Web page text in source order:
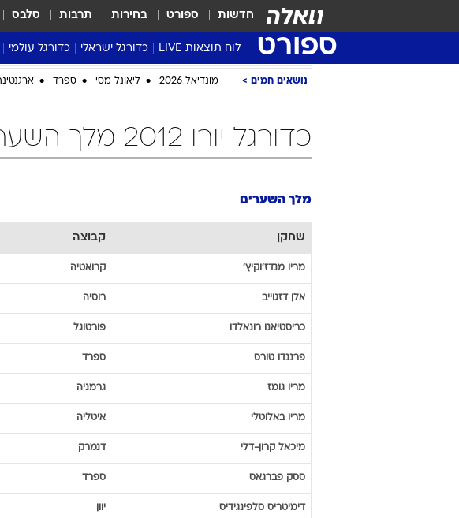
חדשות ספורט בחירות תרבות סלבס
ספורט לוח תוצאות LIVE כדורגל ישראלי
ליגת העל Winner
גביע הטוטו
כדורגל עולמי
ליגה אנגלית
ליגה גרמנית
נושאים חמים מונדיאל 2026 ליאונל מסי ספרד
כדורגל יורו 2012 מלך השערים
מלך השערים
שחקן קבוצה
מריו מנדז'וקיץ' קרואטיה
אלן דזגוייב רוסיה
כריסטיאנו רונאלדו פורטוגל
פרננדו טורס ספרד
מריו גומז גרמניה
מריו באלוטלי איטליה
מיכאל קרון-דלי דנמרק
ססק פברגאס ספרד
דימיטריס סלפינגידיס יוון